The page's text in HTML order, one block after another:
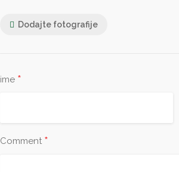
Dodajte fotografije
ime *
Comment *